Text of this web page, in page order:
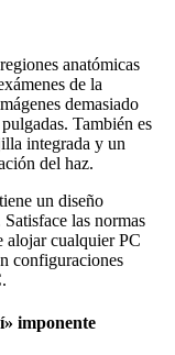
anatómicas
de la
demasiado
También es
integrada y un
del haz.
un diseño
las normas
alojar cualquier PC
configuraciones
imponente